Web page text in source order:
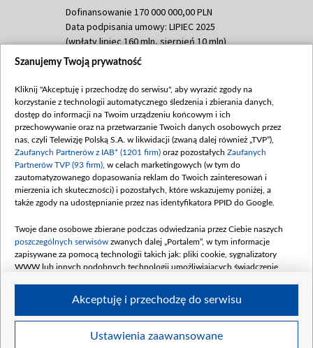
Dofinansowanie 170 000 000,00 PLN
Data podpisania umowy: LIPIEC 2025
(wpłaty lipiec 160 mln, sierpień 10 mln)
Dofinansowanie 60 000 000,00 PLN
(wpłata wrzesień 60 mln)
Dofinansowanie 635 783 051,21 PLN
Data podpisania umowy: WRZESIEŃ 2025
(wpłata wrzesień 100 mln, październik 350
mln, listopad 265 mln)
Dofinansowanie 48 862 000,00 PLN
Data podpisania umowy: GRUDZIEŃ 2025
Dofinansowanie 900 000 000,00 PLN
Data podpisania umowy: LUTY 2026 (wpłata
26 lutego 80 mln, 4 marca 370 mln,8
czerwca 90 mln)
Szanujemy Twoją prywatność
Kliknij "Akceptuję i przechodzę do serwisu", aby wyrazić zgody na
korzystanie z technologii automatycznego śledzenia i zbierania danych,
dostęp do informacji na Twoim urządzeniu końcowym i ich
przechowywanie oraz na przetwarzanie Twoich danych osobowych przez
nas, czyli Telewizję Polską S.A. w likwidacji (zwaną dalej również „TVP”),
Zaufanych Partnerów z IAB* (1201 firm) oraz pozostałych Zaufanych
Partnerów TVP (93 firm) , w celach marketingowych (w tym do
zautomatyzowanego dopasowania reklam do Twoich zainteresowań i
mierzenia ich skuteczności) i pozostałych, które wskazujemy poniżej, a
także zgody na udostępnianie przez nas identyfikatora PPID do Google.
Twoje dane osobowe zbierane podczas odwiedzania przez Ciebie naszych
poszczególnych serwisów zwanych dalej „Portalem”, w tym informacje
zapisywane za pomocą technologii takich jak: pliki cookie, sygnalizatory
WWW lub innych podobnych technologii umożliwiających świadczenie
Twoje dane osobowe zbierane podczas odwiedzania przez Ciebie
Ustawienia zaawansowane
Akceptuję i przechodzę do serwisu